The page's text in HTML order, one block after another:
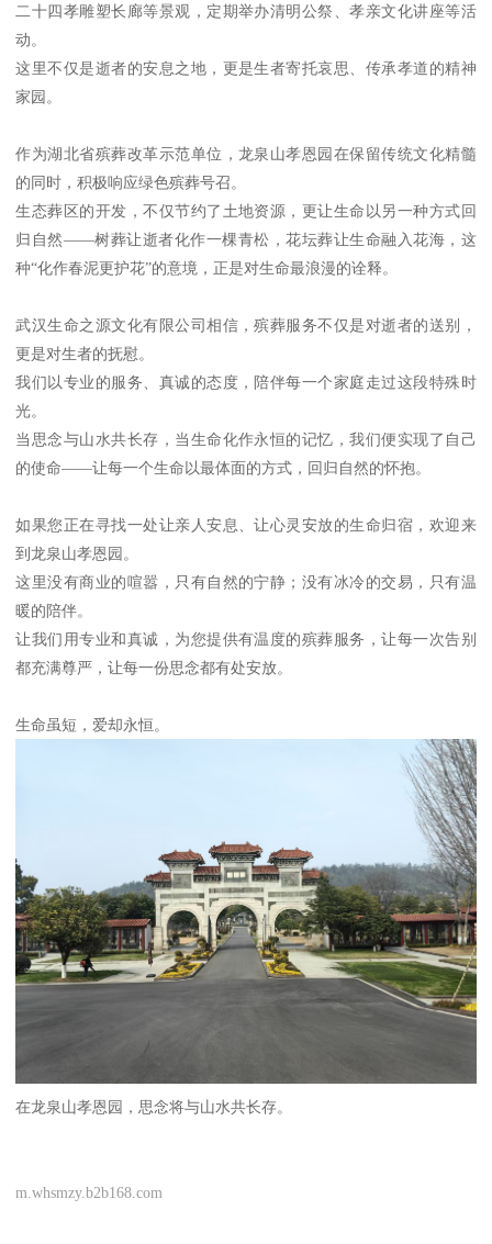
二十四孝雕塑长廊等景观，定期举办清明公祭、孝亲文化讲座等活
动。
这里不仅是逝者的安息之地，更是生者寄托哀思、传承孝道的精神
家园。
作为湖北省殡葬改革示范单位，龙泉山孝恩园在保留传统文化精髓
的同时，积极响应绿色殡葬号召。
生态葬区的开发，不仅节约了土地资源，更让生命以另一种方式回
归自然——树葬让逝者化作一棵青松，花坛葬让生命融入花海，这
种“化作春泥更护花”的意境，正是对生命最浪漫的诠释。
武汉生命之源文化有限公司相信，殡葬服务不仅是对逝者的送别，
更是对生者的抚慰。
我们以专业的服务、真诚的态度，陪伴每一个家庭走过这段特殊时
光。
当思念与山水共长存，当生命化作永恒的记忆，我们便实现了自己
的使命——让每一个生命以最体面的方式，回归自然的怀抱。
如果您正在寻找一处让亲人安息、让心灵安放的生命归宿，欢迎来
到龙泉山孝恩园。
这里没有商业的喧嚣，只有自然的宁静；没有冰冷的交易，只有温
暖的陪伴。
让我们用专业和真诚，为您提供有温度的殡葬服务，让每一次告别
都充满尊严，让每一份思念都有处安放。
生命虽短，爱却永恒。
在龙泉山孝恩园，思念将与山水共长存。
m.whsmzy.b2b168.com